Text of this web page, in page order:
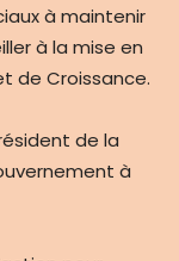
à maintenir
à la mise en
de Croissance.
de la
à